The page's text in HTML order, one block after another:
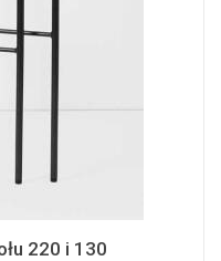
220 i 130